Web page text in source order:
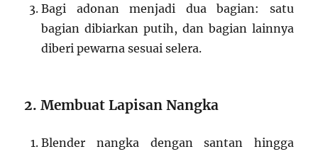
Bagi adonan menjadi dua bagian: satu
bagian dibiarkan putih, dan bagian lainnya
diberi pewarna sesuai selera.
2. Membuat Lapisan Nangka
Blender nangka dengan santan hingga